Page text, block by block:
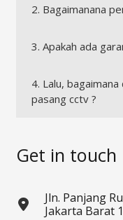
2. Bagaimanana
3. Apakah ada
4. Lalu,
pasang cctv ?
Get in touch
Jln. Panjang
Jakarta Barat